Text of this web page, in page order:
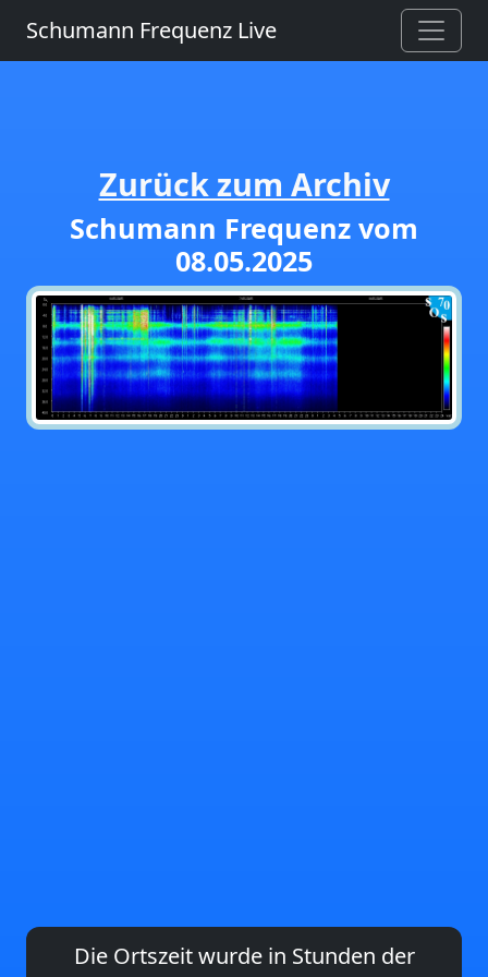
Schumann Frequenz Live
Zurück zum Archiv
Schumann Frequenz vom
08.05.2025
Die Ortszeit wurde in Stunden der